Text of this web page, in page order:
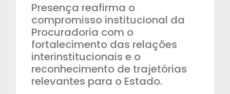
Presença reafirma o
compromisso institucional da
Procuradoria com o
fortalecimento das relações
interinstitucionais e o
reconhecimento de trajetórias
relevantes para o Estado.